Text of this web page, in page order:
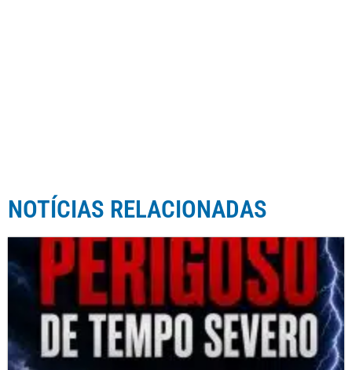
NOTÍCIAS RELACIONADAS